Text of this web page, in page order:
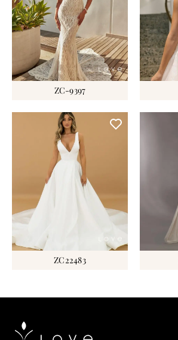
ZC-9397
ZC22483